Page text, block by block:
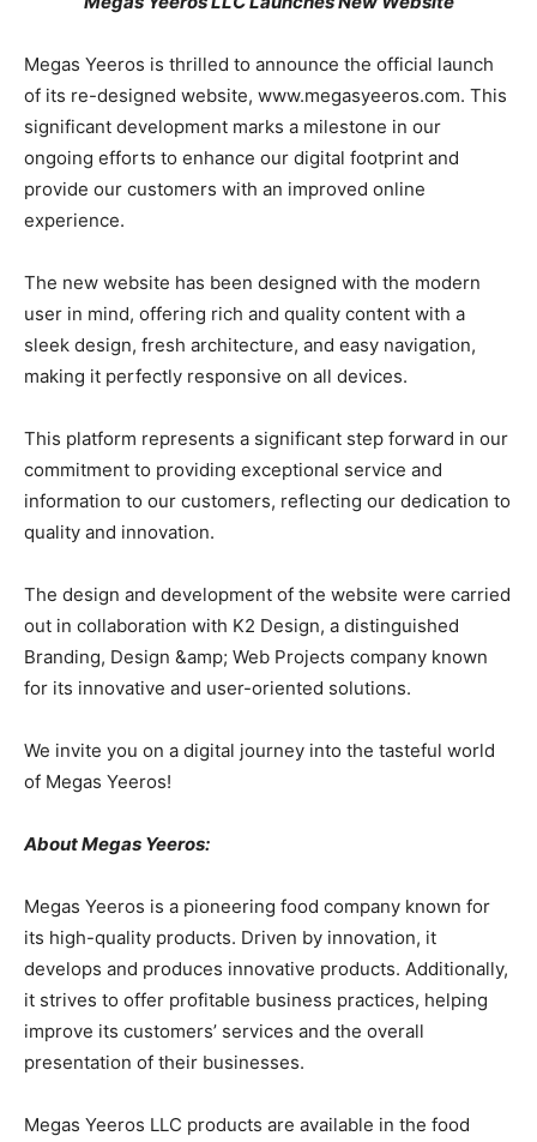
Megas Yeeros is thrilled to announce the official launch
of its re-designed website, www.megasyeeros.com. This
significant development marks a milestone in our
ongoing efforts to enhance our digital footprint and
provide our customers with an improved online
experience.
The new website has been designed with the modern
user in mind, offering rich and quality content with a
sleek design, fresh architecture, and easy navigation,
making it perfectly responsive on all devices.
This platform represents a significant step forward in our
commitment to providing exceptional service and
information to our customers, reflecting our dedication to
quality and innovation.
The design and development of the website were carried
out in collaboration with K2 Design, a distinguished
Branding, Design &amp; Web Projects company known
for its innovative and user-oriented solutions.
We invite you on a digital journey into the tasteful world
of Megas Yeeros!
About Megas Yeeros:
Megas Yeeros is a pioneering food company known for
its high-quality products. Driven by innovation, it
develops and produces innovative products. Additionally,
it strives to offer profitable business practices, helping
improve its customers’ services and the overall
presentation of their businesses.
Megas Yeeros LLC products are available in the food